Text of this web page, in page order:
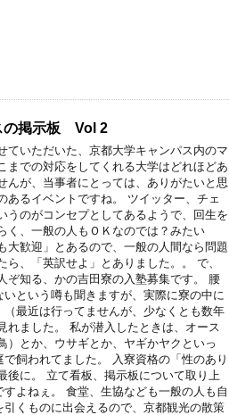
の掲示板 Vol 2
ていただいた、京都大学キャンパス内のマ
までの対応をしてくれる大学はどれほどあ
んが、当事者にとっては、ありがたいと思
あるイベントですね。 ツイッター、チェ
うのがコンセプとしてあるようで、回生を
く、一般の人もＯＫなのでは？みたい
大歓迎」とあるので、一般の人間なら問題
、「英訳せよ」とありました。。 で、
ぞ知る、かの吉田寮の入塾募集です。 腰
という噂も聞きますが、実際に寮の中に
最近は行ってませんが、少なくとも数年
れました。 私が潜入したときは、オース
）とか、ウサギとか、ヤギかヤクといっ
飼われてました。 入寮資格の「性のあり
後に。 立て看板、掲示板について取り上
よねぇ。 食堂、生協なども一般の人も自
くものに出会えるので、京都観光の散策